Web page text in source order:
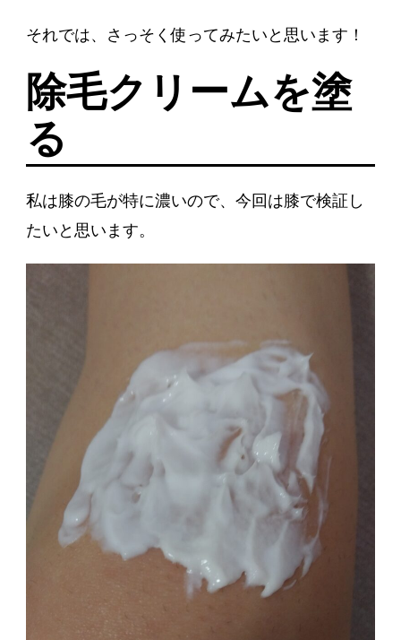
それでは、さっそく使ってみたいと思います！
除毛クリームを塗
る
私は膝の毛が特に濃いので、今回は膝で検証し
たいと思います。